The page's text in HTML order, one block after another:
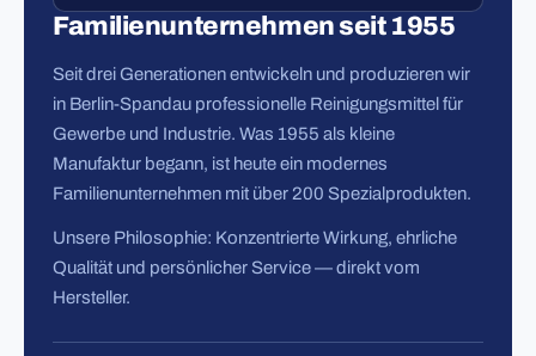
Familienunternehmen seit 1955
Seit drei Generationen entwickeln und produzieren wir
in Berlin-Spandau professionelle Reinigungsmittel für
Gewerbe und Industrie. Was 1955 als kleine
Manufaktur begann, ist heute ein modernes
Familienunternehmen mit über 200 Spezialprodukten.
Unsere Philosophie: Konzentrierte Wirkung, ehrliche
Qualität und persönlicher Service — direkt vom
Hersteller.